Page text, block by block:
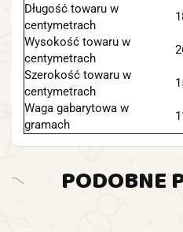
Długość towaru w
centymetrach
Wysokość towaru w
centymetrach
Szerokość towaru w
centymetrach
Waga gabarytowa w
gramach
PODOBNE